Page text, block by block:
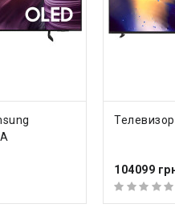
104099
+
2 шт